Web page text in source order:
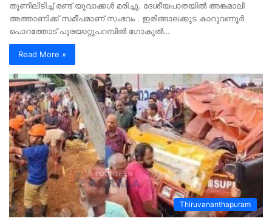
തൂണിലിടിച്ച് രണ്ട് യുവാക്കൾ മരിച്ചു. ദേശീയപാതയിൽ അങ്കമാലി
അത്താണിക്ക് സമീപമാണ് സംഭവം . ഇരിങ്ങാലക്കുട കാറുവന്നൂർ
പൊറത്തോട് പുരയാറ്റുപറമ്പിൽ ഗോകുൽ…
Read More »
Thiruvananthapuram